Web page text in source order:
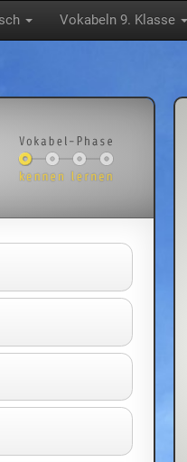
Vokabeln 9. Klasse